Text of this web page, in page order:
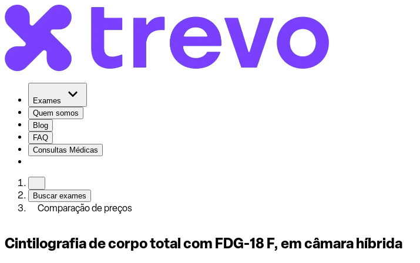
Exames
Quem somos
Blog
FAQ
Consultas Médicas
Buscar exames
Comparação de preços
Cintilografia de corpo total com FDG-18 F, em câmara híbrida